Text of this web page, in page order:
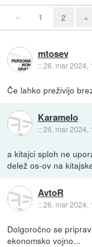
« 1 2 »
mtosev
::26. mar 2024,
Če lahko preživijo
Karamelo
::26. mar 2024,
a kitajci sploh ne
delež os-ov na
AvtoR
::26. mar 2024,
Dolgoročno se
ekonomsko vojno...